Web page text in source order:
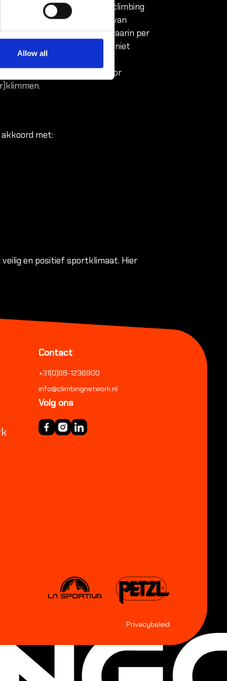
Allow all
de veiligheidsregels van de climbing
Kinderen/jeugd en indien van
aan hetCN labelsysteem, waarin per
wat kinderen/jeugd wel en niet
CN-labelsysteem
gezekerd worden door
met:
veilig en positief sportklimaat. Hier
Contact
+31(0)88-1236900
info@climbingnetwork.nl
Volg ons
Privacybeleid